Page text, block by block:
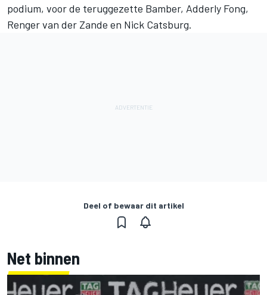
podium, voor de teruggezette Bamber, Adderly Fong,
Renger van der Zande en Nick Catsburg.
Deel of bewaar dit artikel
Net binnen